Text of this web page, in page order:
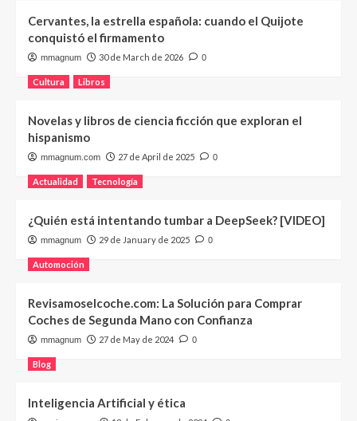
Cervantes, la estrella española: cuando el Quijote
conquistó el firmamento
mmagnum 30 de March de 2026 0
Cultura Libros
Novelas y libros de ciencia ficción que exploran el
hispanismo
mmagnum.com 27 de April de 2025 0
Actualidad Tecnología
¿Quién está intentando tumbar a DeepSeek? [VIDEO]
mmagnum 29 de January de 2025 0
Automoción
Revisamoselcoche.com: La Solución para Comprar
Coches de Segunda Mano con Confianza
mmagnum 27 de May de 2024 0
Blog
Inteligencia Artificial y ética